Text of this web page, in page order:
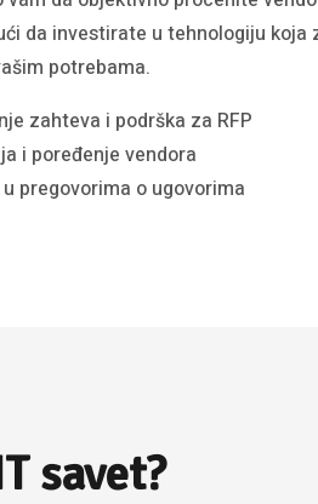
da investirate u tehnologiju koja
potrebama.
zahteva i podrška za RFP
i poređenje vendora
pregovorima o ugovorima
savet?